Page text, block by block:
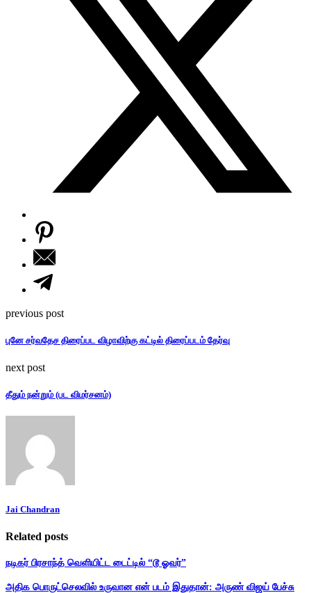
previous post
புனே சர்வதேச திரைப்பட விழாவிற்கு கட்டில் திரைப்படம் தேர்வு
next post
தீதும் நன்றும் (பட விமர்சனம்)
Jai Chandran
Related posts
நடிகர் பிரசாந்த் வெளியிட்ட டைட்டில் “டூ ஓவர்”
அதிக பொருட்செலவில் உருவான என் படம் இதுதான்: அருண் விஜய் பேச்சு